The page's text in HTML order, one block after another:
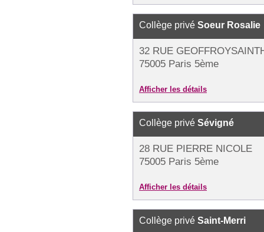
Collège privé Soeur Rosalie
32 RUE
75005 Paris 5ème
Afficher les détails
Collège privé Sévigné
28 RUE PIERRE NICOLE
75005 Paris 5ème
Afficher les détails
Collège privé Saint-Merri